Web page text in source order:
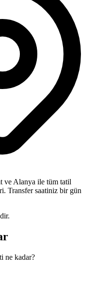
ve Alanya ile tüm tatil
Transfer saatiniz bir gün
ne kadar?